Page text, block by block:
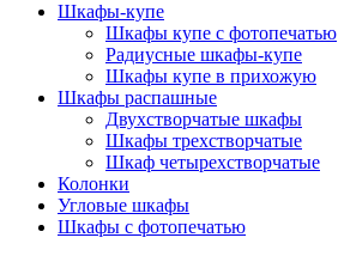
Шкафы-купе
Шкафы купе с фотопечатью
Радиусные шкафы-купе
Шкафы купе в прихожую
Шкафы распашные
Двухстворчатые шкафы
Шкафы трехстворчатые
Шкаф четырехстворчатые
Колонки
Угловые шкафы
Шкафы с фотопечатью